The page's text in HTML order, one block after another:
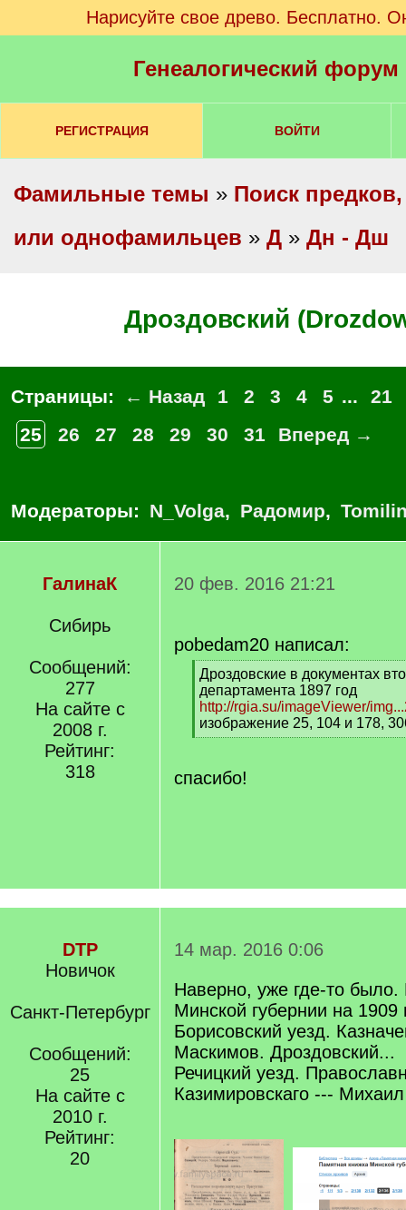
Нарисуйте свое древо. Бесплатно.
Генеалогический
РЕГИСТРАЦИЯ ВОЙТИ
Фамильные темы » Поиск
или однофамильцев » Д » Дн - Дш
Дроздовский
Страницы: ← Назад 1 2 3 4 5 ...
21
25
26 27 28 29 30 31 Вперед →
Модераторы: N_Volga, Радомир,
ГалинаК
Сибирь
Сообщений:
277
На сайте с
2008 г.
Рейтинг:
318
20 фев. 2016 21:21
pobedam20 написал:
[
q
]
Дроздовские в документах
департамента 1897 год
http://rgia.su/imageViewer/
изображение 25, 104 и 178,
[
q
]
спасибо!
DTP
Новичок
Санкт-Петербург
Сообщений:
25
На сайте с
2010 г.
Рейтинг:
20
14 мар. 2016 0:06
Наверно, уже где-то было.
Минской губернии на 1909
Борисовский уезд.
Маскимов. Дроздовский...
Речицкий уезд.
Казимировскаго ---